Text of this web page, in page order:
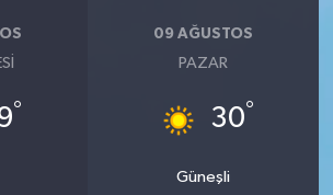
°
09 AĞUSTOS
PAZAR
30°
Güneşli